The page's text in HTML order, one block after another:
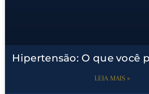
Hipertensão: O que você
LEIA MAIS »